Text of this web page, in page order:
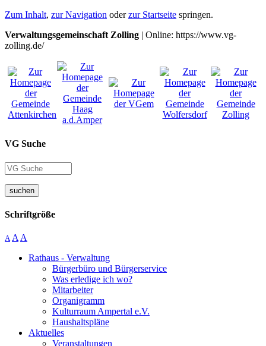
Zum Inhalt, zur Navigation oderzur Startseite springen.
Verwaltungsgemeinschaft Zolling | Online: https://www.vg-
zolling.de/
VG Suche
suchen
Schriftgröße
A A A
Rathaus - Verwaltung
Bürgerbüro und Bürgerservice
Was erledige ich wo?
Mitarbeiter
Organigramm
Kulturraum Ampertal e.V.
Haushaltspläne
Aktuelles
Veranstaltungen